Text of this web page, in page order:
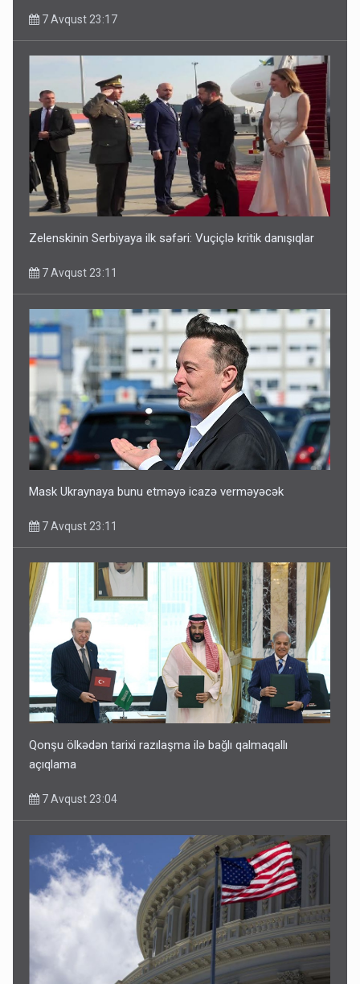
7 Avqust 23:17
Zelenskinin Serbiyaya ilk səfəri: Vuçiçlə kritik danışıqlar
7 Avqust 23:11
Mask Ukraynaya bunu etməyə icazə verməyəcək
7 Avqust 23:11
Qonşu ölkədən tarixi razılaşma ilə bağlı qalmaqallı
açıqlama
7 Avqust 23:04